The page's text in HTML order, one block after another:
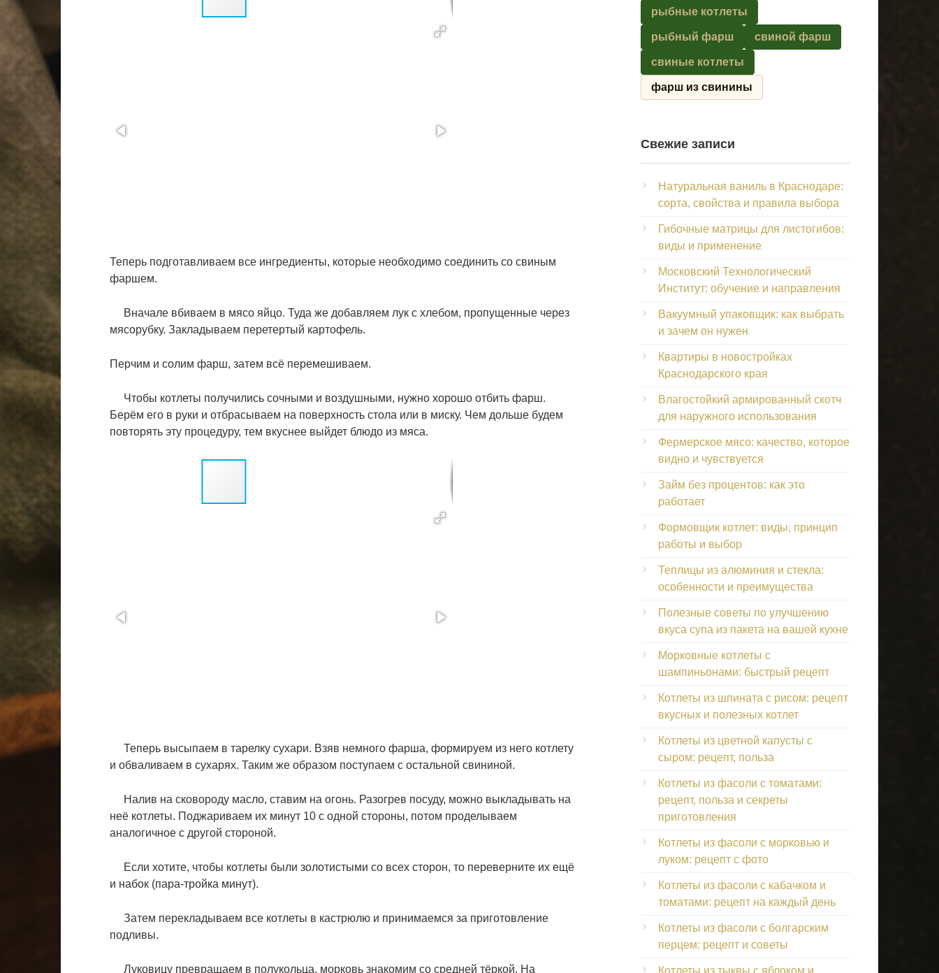
Теперь подготавливаем все ингредиенты, которые необходимо соединить со свиным
фаршем.
Вначале вбиваем в мясо яйцо. Туда же добавляем лук с хлебом, пропущенные через
мясорубку. Закладываем перетертый картофель.
Перчим и солим фарш, затем всё перемешиваем.
Чтобы котлеты получились сочными и воздушными, нужно хорошо отбить фарш.
Берём его в руки и отбрасываем на поверхность стола или в миску. Чем дольше будем
повторять эту процедуру, тем вкуснее выйдет блюдо из мяса.
Теперь высыпаем в тарелку сухари. Взяв немного фарша, формируем из него котлету
и обваливаем в сухарях. Таким же образом поступаем с остальной свининой.
Налив на сковороду масло, ставим на огонь. Разогрев посуду, можно выкладывать на
неё котлеты. Поджариваем их минут 10 с одной стороны, потом проделываем
аналогичное с другой стороной.
Если хотите, чтобы котлеты были золотистыми со всех сторон, то переверните их ещё
и набок (пара-тройка минут).
Затем перекладываем все котлеты в кастрюлю и принимаемся за приготовление
подливы.
Луковицу превращаем в полукольца, морковь знакомим со средней тёркой. На
рыбные котлеты
рыбный фарш свиной фарш
свиные котлеты
фарш из свинины
Свежие записи
Натуральная ваниль в Краснодаре:
сорта, свойства и правила выбора
Гибочные матрицы для листогибов:
виды и применение
Московский Технологический
Институт: обучение и направления
Вакуумный упаковщик: как выбрать
и зачем он нужен
Квартиры в новостройках
Краснодарского края
Влагостойкий армированный скотч
для наружного использования
Фермерское мясо: качество, которое
видно и чувствуется
Займ без процентов: как это
работает
Формовщик котлет: виды, принцип
работы и выбор
Теплицы из алюминия и стекла:
особенности и преимущества
Полезные советы по улучшению
вкуса супа из пакета на вашей кухне
Морковные котлеты с
шампиньонами: быстрый рецепт
Котлеты из шпината с рисом: рецепт
вкусных и полезных котлет
Котлеты из цветной капусты с
сыром: рецепт, польза
Котлеты из фасоли с томатами:
рецепт, польза и секреты
приготовления
Котлеты из фасоли с морковью и
луком: рецепт с фото
Котлеты из фасоли с кабачком и
томатами: рецепт на каждый день
Котлеты из фасоли с болгарским
перцем: рецепт и советы
Котлеты из тыквы с яблоком и